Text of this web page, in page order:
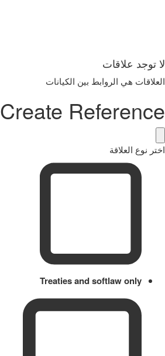
لا توجد علاقات
العلاقات هي الروابط بين الكيانات
Create Reference
اختر نوع العلاقة
Treaties and softlaw only